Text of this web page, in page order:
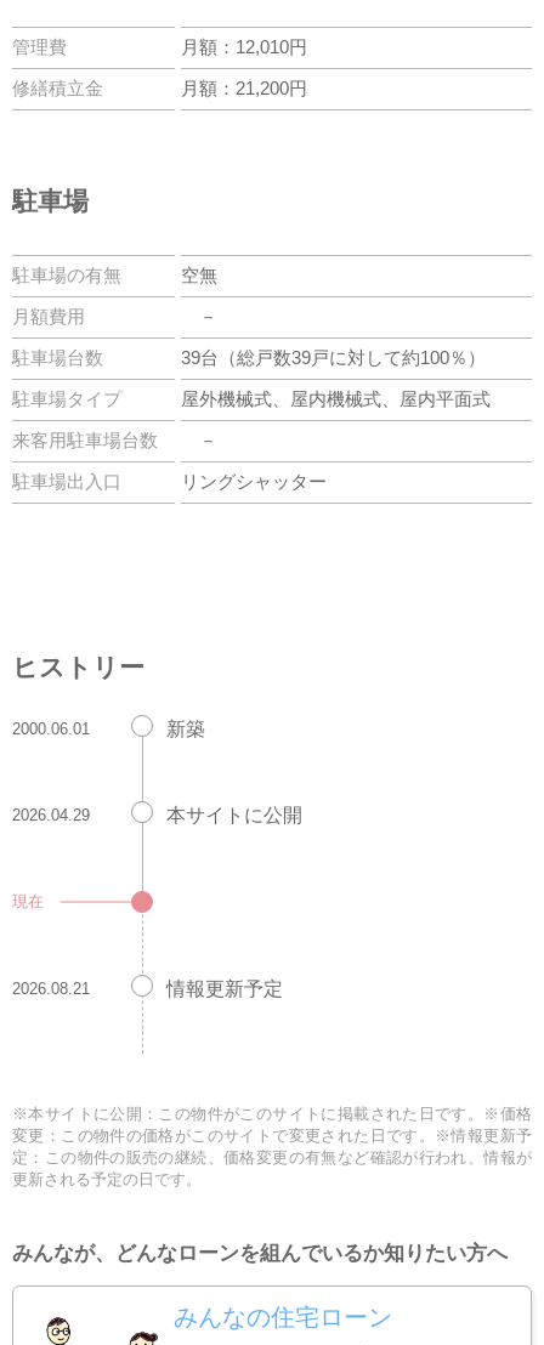
管理費 月額：12,010円
修繕積立金 月額：21,200円
駐車場
駐車場の有無 空無
月額費用 －
駐車場台数 39台（総戸数39戸に対して約100％）
駐車場タイプ 屋外機械式、屋内機械式、屋内平面式
来客用駐車場台数 －
駐車場出入口 リングシャッター
ヒストリー
2000.06.01 新築
2026.04.29 本サイトに公開
現在
2026.08.21 情報更新予定
※本サイトに公開：この物件がこのサイトに掲載された日です。※価格
変更：この物件の価格がこのサイトで変更された日です。※情報更新予
定：この物件の販売の継続、価格変更の有無など確認が行われ、情報が
更新される予定の日です。
みんなが、どんなローンを組んでいるか知りたい方へ
みんなの住宅ローン